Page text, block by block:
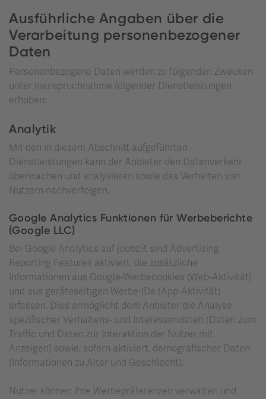
Ausführliche Angaben über die
Verarbeitung personenbezogener
Daten
Personenbezogene Daten werden zu folgenden Zwecken
unter Inanspruchnahme folgender Dienstleistungen
erhoben:
Analytik
Mit den in diesem Abschnitt aufgeführten
Dienstleistungen kann der Anbieter den Datenverkehr
überwachen und analysieren sowie das Verhalten von
Nutzern nachverfolgen.
Google Analytics Funktionen für Werbeberichte
(Google LLC)
Bei Google Analytics auf joobz.it sind Advertising
Reporting Features aktiviert, die zusätzliche
Informationen aus Google-Werbecookies (Web-Aktivität)
und aus geräteseitigen Werbe-IDs (App-Aktivität)
erfassen. Dies ermöglicht dem Anbieter die Analyse
spezifischer Verhaltens- und Interessendaten (Daten zum
Traffic und Daten zur Interaktion der Nutzer mit
Anzeigen) sowie, sofern aktiviert, demografischer Daten
(Informationen zu Alter und Geschlecht).
Nutzer können ihre Werbepräferenzen verwalten und